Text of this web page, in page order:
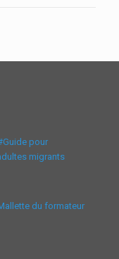
pour
migrants
du formateur